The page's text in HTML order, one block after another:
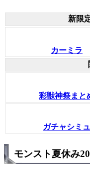
新限
カーミラ
彩獣神祭まと
ガチャシミュ
モンスト夏休み